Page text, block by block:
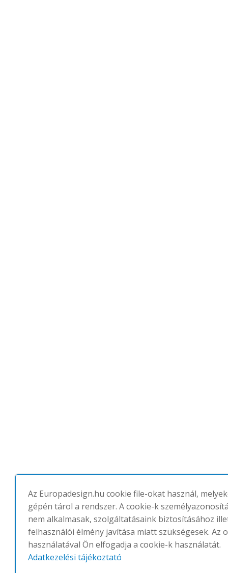
Az Europadesign.hu cookie file-okat használ,
gépén tárol a rendszer. A cookie-k
nem alkalmasak, szolgáltatásaink biztosításához
felhasználói élmény javítása miatt szükségesek. Az
használatával Ön elfogadja a cookie-k használatát.
Adatkezelési tájékoztató